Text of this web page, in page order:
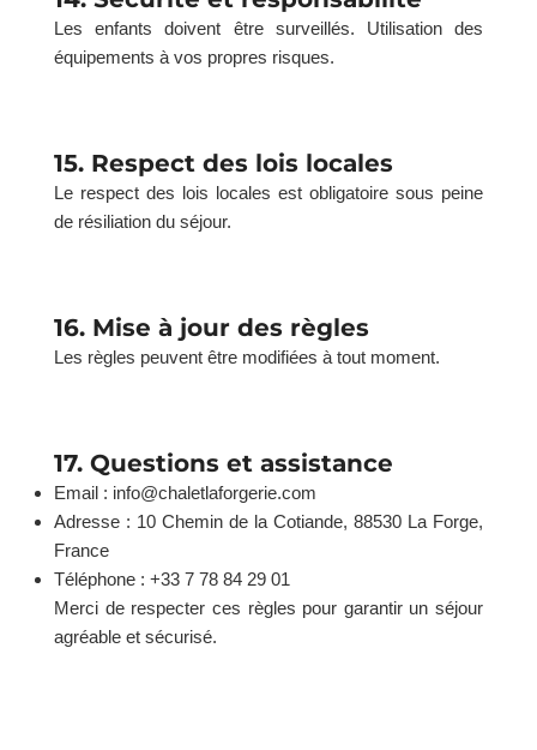
Les enfants doivent être surveillés. Utilisation des
équipements à vos propres risques.
15. Respect des lois locales
Le respect des lois locales est obligatoire sous peine
de résiliation du séjour.
16. Mise à jour des règles
Les règles peuvent être modifiées à tout moment.
17. Questions et assistance
Email : info@chaletlaforgerie.com
Adresse : 10 Chemin de la Cotiande, 88530 La Forge,
France
Téléphone : +33 7 78 84 29 01
Merci de respecter ces règles pour garantir un séjour
agréable et sécurisé.